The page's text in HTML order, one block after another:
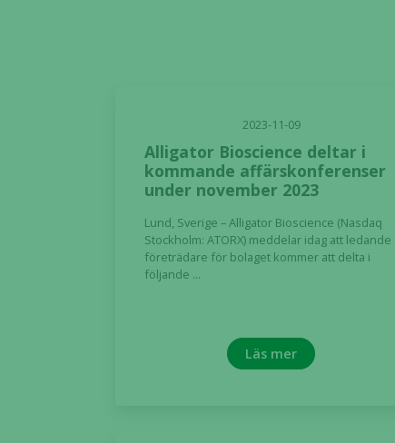
2023-11-09
Alligator Bioscience deltar i
kommande affärskonferenser
under november 2023
Lund, Sverige – Alligator Bioscience (Nasdaq
Stockholm: ATORX) meddelar idag att ledande
företrädare för bolaget kommer att delta i
följande ...
Läs mer